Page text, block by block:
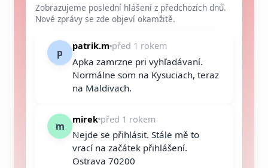
Zobrazujeme poslední hlášení z předchozích dnů.
Nové zprávy se zde objeví okamžitě.
p
patrik.m před 1 rokem
Apka zamrzne pri vyhľadávaní.
Normálne som na Kysuciach, teraz
na Maldivach.
m
mirek před 1 rokem
Nejde se přihlásit. Stále mě to
vrací na začátek přihlášení.
Ostrava 70200